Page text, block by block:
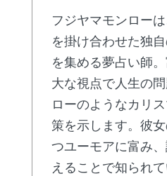
フジヤマモンロー
を掛け合わせた独
を集める夢占い師
大な視点で人生の
ローのようなカリ
策を示します。彼
つユーモアに富み
えることで知られ